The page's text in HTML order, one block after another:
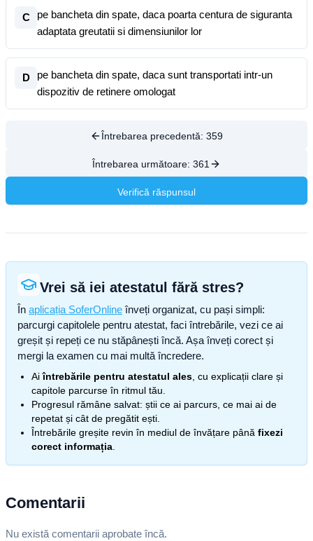
C
pe bancheta din spate, daca poarta centura de siguranta
adaptata greutatii si dimensiunilor lor
D
pe bancheta din spate, daca sunt transportati intr-un
dispozitiv de retinere omologat
Întrebarea precedentă: 359
Întrebarea următoare: 361
Verifică răspunsul
Vrei să iei atestatul fără stres?
În aplicația SoferOnline înveți organizat, cu pași simpli:
parcurgi capitolele pentru atestat, faci întrebările, vezi ce ai
greșit și repeți ce nu stăpânești încă. Așa înveți corect și
mergi la examen cu mai multă încredere.
Aiîntrebările pentru atestatul ales , cu explicații clare și
capitole parcurse în ritmul tău.
Progresul rămâne salvat: știi ce ai parcurs, ce mai ai de
repetat și cât de pregătit ești.
Întrebările greșite revin în mediul de învățare până fixezi
corect informația
Comentarii
Nu există comentarii aprobate încă.